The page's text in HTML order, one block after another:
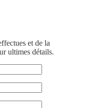
et de la
ultimes détails.